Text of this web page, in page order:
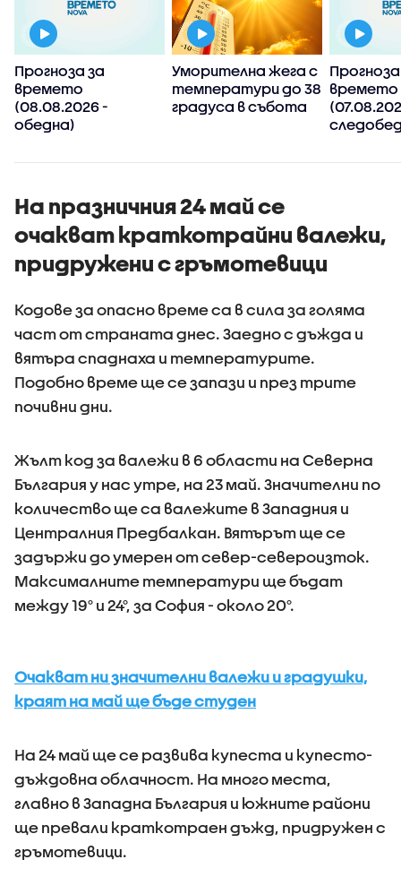
Прогноза за
времето
(08.08.2026 -
обедна)
Уморителна жега с
температури до 38
градуса в събота
времето
На празничния 24 май се
очакват краткотрайни валежи,
придружени с гръмотевици
Кодове за опасно време са в сила за голяма
част от страната днес. Заедно с дъжда и
вятъра спаднаха и температурите.
Подобно време ще се запази и през трите
почивни дни.
Жълт код за валежи в 6 области на Северна
България у нас утре, на 23 май. Значителни по
количество ще са валежите в Западния и
Централния Предбалкан. Вятърът ще се
задържи до умерен от север-североизток.
Максималните температури ще бъдат
между 19° и 24°, за София - около 20°.
Очакват ни значителни валежи и градушки,
краят на май ще бъде студен
На 24 май ще се развива купеста и купесто-
дъждовна облачност. На много места,
главно в Западна България и южните райони
ще превали краткотраен дъжд, придружен с
гръмотевици.